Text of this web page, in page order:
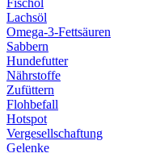
Fischöl
Lachsöl
Omega-3-Fettsäuren
Sabbern
Hundefutter
Nährstoffe
Zufüttern
Flohbefall
Hotspot
Vergesellschaftung
Gelenke